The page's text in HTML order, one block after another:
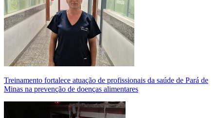
Treinamento fortalece atuação de profissionais da saúde de Pará de
Minas na prevenção de doenças alimentares